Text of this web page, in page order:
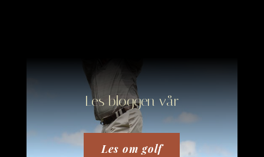
Les bloggen vår
Les om golf